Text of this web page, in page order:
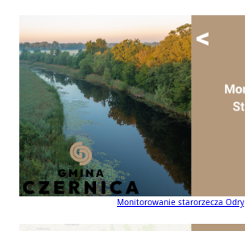
Monitorowanie starorzecza Odry